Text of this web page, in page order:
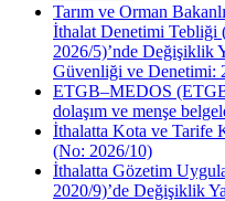
Tarım ve Orman
İthalat Denetimi Tebliği
2026/5)’nde Değişiklik
Güvenliği ve Denetimi:
ETGB–MEDOS (ETGB
dolaşım ve menşe
İthalatta Kota ve Tarife
(No: 2026/10)
İthalatta Gözetim
2020/9)’de Değişiklik